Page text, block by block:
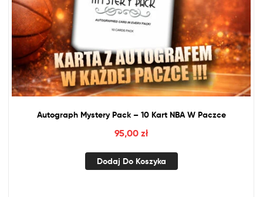
Autograph Mystery Pack – 10 Kart NBAW Paczce
95,00 zł
Dodaj Do Koszyka